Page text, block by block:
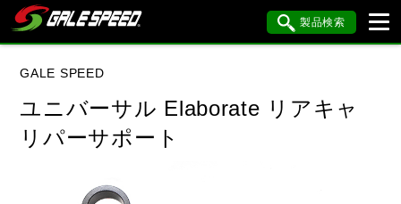
製品検索
GALE SPEED
ユニバーサル Elaborate リアキャ
リパーサポート